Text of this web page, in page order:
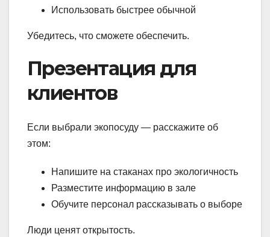
Использовать быстрее обычной
Убедитесь, что сможете обеспечить.
Презентация для
клиентов
Если выбрали экопосуду — расскажите об
этом:
Напишите на стаканах про экологичность
Разместите информацию в зале
Обучите персонал рассказывать о выборе
Люди ценят открытость.